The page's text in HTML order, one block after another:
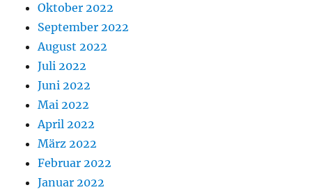
Oktober 2022
September 2022
August 2022
Juli 2022
Juni 2022
Mai 2022
April 2022
März 2022
Februar 2022
Januar 2022